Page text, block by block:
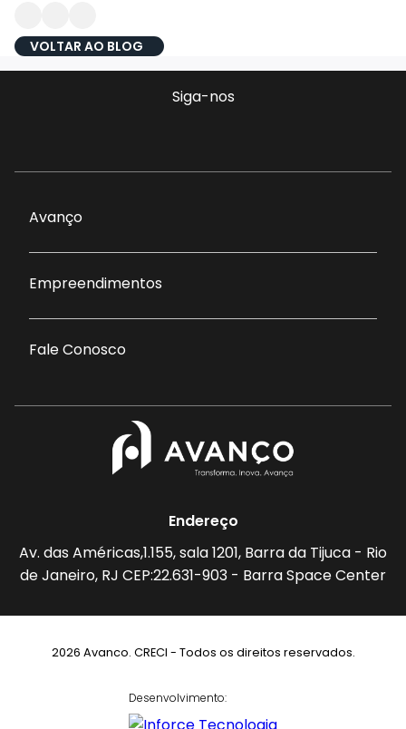
VOLTAR AO BLOG
Siga-nos
Avanço
Empreendimentos
Fale Conosco
Endereço
Av. das Américas,1.155, sala 1201, Barra da Tijuca - Rio
de Janeiro, RJ CEP:22.631-903 - Barra Space Center
2026 Avanco. CRECI - Todos os direitos reservados.
Desenvolvimento: